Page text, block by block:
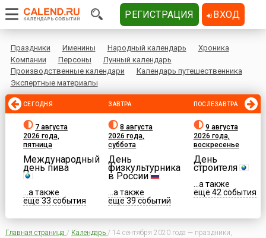
Праздники Именины Народный календарь
Хроника
Компании
Персоны
Лунный календарь
Производственные календари
Календарь путешественника
Экспертные материалы
СЕГОДНЯ
7 августа
2026 года,
пятница
Международный
день пива
...а также
еще 33 события
ЗАВТРА
8 августа
2026 года,
суббота
День
физкультурника
в России
...а также
еще 39 событий
ПОСЛЕЗАВТРА
9 августа
2026 года,
воскресенье
День
строителя
...а также
еще 42 события
Главная страница / Календарь / 14 сентября 2020 года — праздники,
РЕГИСТРАЦИЯ ВХОД